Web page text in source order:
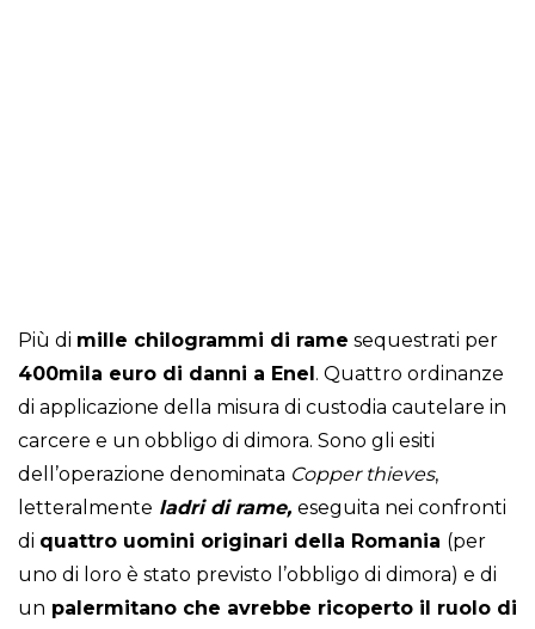
Più di mille chilogrammi di rame sequestrati per
400mila euro di danni a Enel. Quattro ordinanze
di applicazione della misura di custodia cautelare in
carcere e un obbligo di dimora. Sono gli esiti
dell’operazione denominata Copper thieves,
letteralmente ladri di rame, eseguita nei confronti
di quattro uomini originari della Romania (per
uno di loro è stato previsto l’obbligo di dimora) e di
un palermitano che avrebbe ricoperto il ruolo di